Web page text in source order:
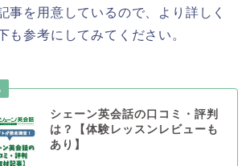
事を用意しているので、より詳しく
も参考にしてみてください。
シェーン英会話の口コミ・評判
は？【体験レッスンレビューも
あり】